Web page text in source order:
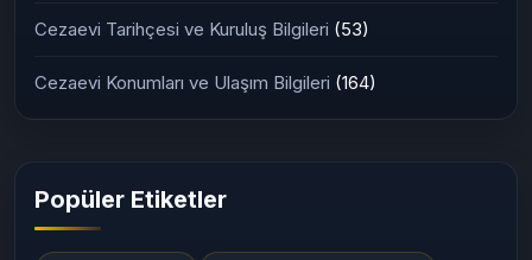
Cezaevi Tarihçesi ve Kuruluş Bilgileri (53)
Cezaevi Konumları ve Ulaşım Bilgileri (164)
Popüler Etiketler